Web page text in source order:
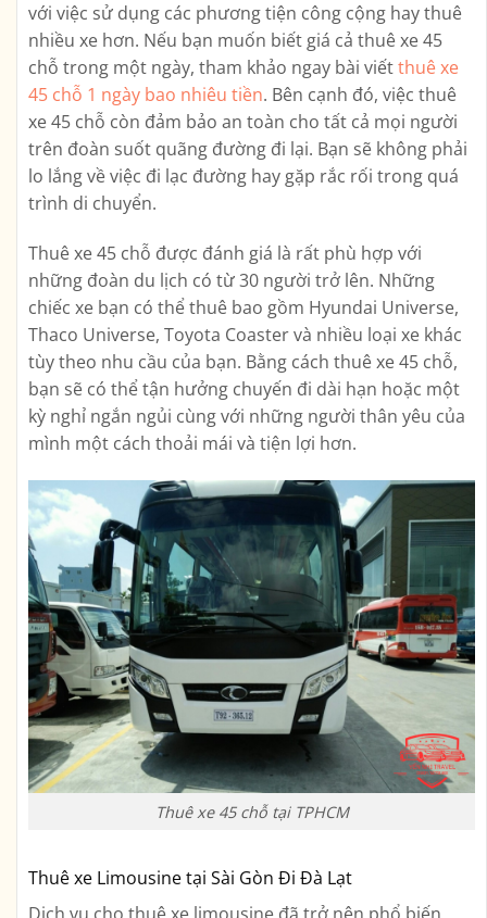
với việc sử dụng các phương tiện công cộng hay thuê
nhiều xe hơn. Nếu bạn muốn biết giá cả thuê xe 45
chỗ trong một ngày, tham khảo ngay bài viếtthuê xe
45 chỗ 1 ngày bao nhiêu tiền. Bên cạnh đó, việc thuê
xe 45 chỗ còn đảm bảo an toàn cho tất cả mọi người
trên đoàn suốt quãng đường đi lại. Bạn sẽ không phải
lo lắng về việc đi lạc đường hay gặp rắc rối trong quá
trình di chuyển.
Thuê xe 45 chỗ được đánh giá là rất phù hợp với
những đoàn du lịch có từ 30 người trở lên. Những
chiếc xe bạn có thể thuê bao gồm Hyundai Universe,
Thaco Universe, Toyota Coaster và nhiều loại xe khác
tùy theo nhu cầu của bạn. Bằng cách thuê xe 45 chỗ,
bạn sẽ có thể tận hưởng chuyến đi dài hạn hoặc một
kỳ nghỉ ngắn ngủi cùng với những người thân yêu của
mình một cách thoải mái và tiện lợi hơn.
Thuê xe 45 chỗ tại TPHCM
Thuê xe Limousine tại Sài Gòn Đi Đà Lạt